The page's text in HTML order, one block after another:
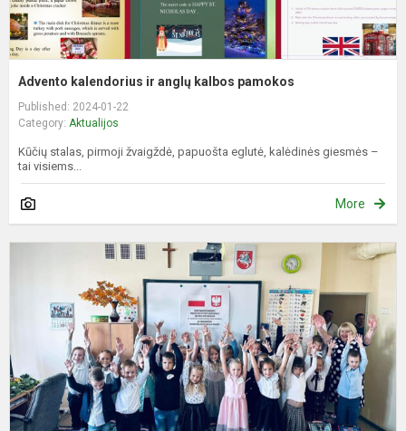
Advento kalendorius ir anglų kalbos pamokos
Published: 2024-01-22
Category: Aktualijos
Kūčių stalas, pirmoji žvaigždė, papuošta eglutė, kalėdinės giesmės –
tai visiems...
More